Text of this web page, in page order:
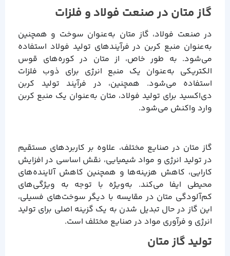
گاز متان در صنعت فولاد و فلزات
در صنعت فولاد، گاز متان به‌عنوان سوخت و همچنین
به‌عنوان منبع کربن در فرآیندهای تولید فولاد استفاده
می‌شود. به طور خاص، از متان در کوره‌های قوس
الکتریکی به‌عنوان یک منبع انرژی برای ذوب فلزات
استفاده می‌شود. همچنین، در فرآیند تولید کربن
دی‌اکسید برای تولید فولاد، متان به‌عنوان یک منبع کربن
وارد واکنش می‌شود.
گاز متان در صنایع مختلف، علاوه بر کاربردهای مستقیم
در تولید انرژی و مواد شیمیایی، نقش اساسی در افزایش
کارایی، کاهش هزینه‌ها و همچنین کاهش آلاینده‌های
محیطی ایفا می‌کند. به‌ویژه با توجه به ویژگی‌های
کم‌آلودگی متان در مقایسه با دیگر سوخت‌های فسیلی،
این گاز در حال تبدیل شدن به یک گزینه اصلی برای تولید
انرژی و فرآوری مواد در صنایع مختلف است.
تولید گاز متان